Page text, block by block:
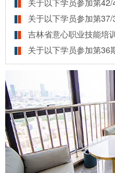
关于以下学员参加第
关于以下学员参加第
吉林省意心职业技能培
关于以下学员参加第36